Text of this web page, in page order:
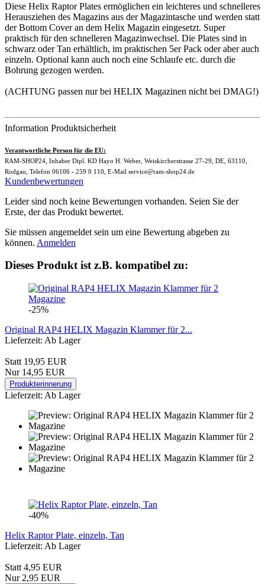
Diese Helix Raptor Plates ermöglichen ein leichteres und schnelleres
Herausziehen des Magazins aus der Magazintasche und werden statt
der Bottom Cover an dem Helix Magazin eingesetzt. Super
praktisch für den schnelleren Magazinwechsel. Die Plates sind in
schwarz oder Tan erhältlich, im praktischen 5er Pack oder aber auch
einzeln. Optional kann auch noch eine Schlaufe etc. durch die
Bohrung gezogen werden.
(ACHTUNG passen nur bei HELIX Magazinen nicht bei DMAG!)
Information Produktsicherheit
Verantwortliche Person für die EU:
RAM-SHOP24, Inhaber Dipl. KD Hayo H. Weber, Weiskircherstrasse 27-29, DE, 63110,
Rodgau, Telefon 06106 - 259 0 110, E-Mail service@ram-shop24.de
Kundenbewertungen
Leider sind noch keine Bewertungen vorhanden. Seien Sie der
Erste, der das Produkt bewertet.
Sie müssen angemeldet sein um eine Bewertung abgeben zu
können. Anmelden
Dieses Produkt ist z.B. kompatibel zu:
-25%
Original RAP4 HELIX Magazin Klammer für 2...
Lieferzeit: Ab Lager
Statt 19,95 EUR
Nur 14,95 EUR
Produkterinnerung
Lieferzeit: Ab Lager
-40%
Helix Raptor Plate, einzeln, Tan
Lieferzeit: Ab Lager
Statt 4,95 EUR
Nur 2,95 EUR